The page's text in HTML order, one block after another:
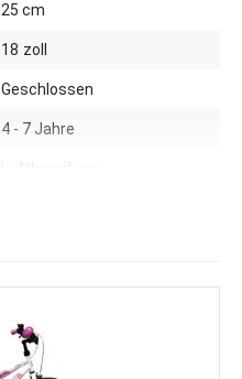
25 cm
18 zoll
Geschlossen
4 - 7 Jahre
Luftbereifung
ja
Ja
Nein